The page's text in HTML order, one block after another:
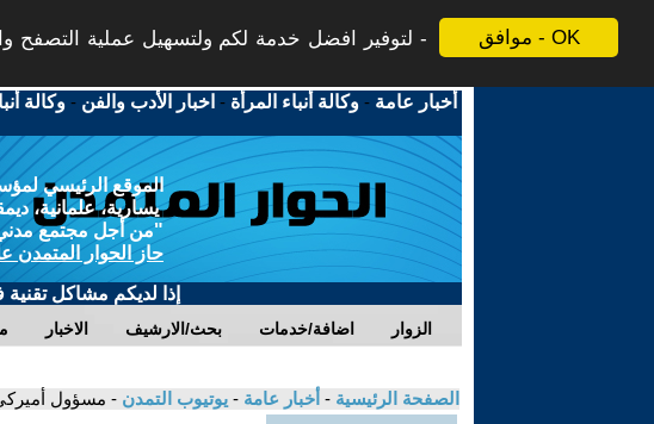
موافق - OK
لتوفير افضل خدمة لكم ولتسهيل عملية التصفح
أخبار عامة -وكالة أنباء المرأة - اخبار الأدب والفن -وكالة
الموقع الرئيسي
يسارية، علمانية،
"من أجل مجتمع مدني
حاز الحوار المتمدن
إذا لديكم مشاكل تقنية
الاخبار بحث/الارشيف اضافة/خدمات الزوار
الصفحة الرئيسية - أخبار عامة - يوتيوب التمدن - مسؤول